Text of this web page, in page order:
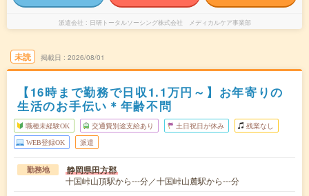
派遣会社 日研トータルソーシング株式会社 メディカルケア事業部
未読 掲載日 2026/08/01
【16時まで勤務で日収1.1万円～】お年寄りの
生活のお手伝い＊年齢不問
職種未経験OK 交通費別途支給あり 土日祝日が休み 残業なし
WEB登録OK 派遣
勤務地 静岡県田方郡
十国峠山頂駅から---分／十国峠山麓駅から---分